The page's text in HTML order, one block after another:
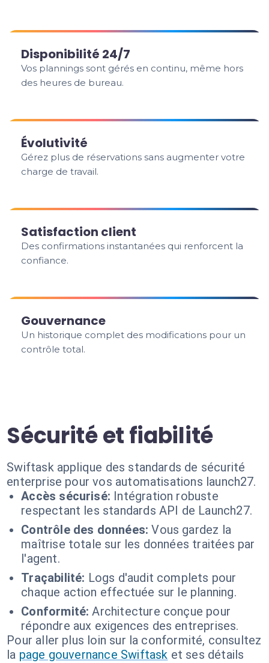
Disponibilité 24/7
Vos plannings sont gérés en continu, même hors
des heures de bureau.
Évolutivité
Gérez plus de réservations sans augmenter votre
charge de travail.
Satisfaction client
Des confirmations instantanées qui renforcent la
confiance.
Gouvernance
Un historique complet des modifications pour un
contrôle total.
Sécurité et fiabilité
Swiftask applique des standards de sécurité
enterprise pour vos automatisations launch27.
Accès sécurisé: Intégration robuste
respectant les standards API de Launch27.
Contrôle des données: Vous gardez la
maîtrise totale sur les données traitées par
l'agent.
Traçabilité: Logs d'audit complets pour
chaque action effectuée sur le planning.
Conformité: Architecture conçue pour
répondre aux exigences des entreprises.
Pour aller plus loin sur la conformité, consultez
la page gouvernance Swiftask et ses détails